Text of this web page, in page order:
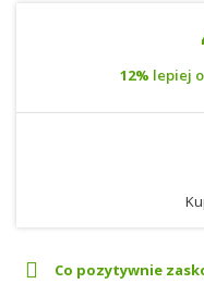
12% lepiej
Co pozytywnie